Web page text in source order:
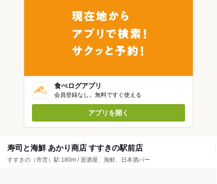
食べログアプリ
会員登録なし。無料ですぐ使える
アプリを開く
寿司と海鮮 あかり商店 すすきの駅前店
すすきの（市営）駅 180m / 居酒屋、海鮮、日本酒バー